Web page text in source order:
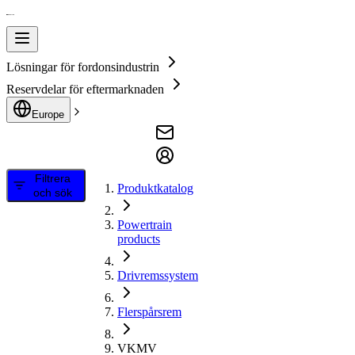
Lösningar för fordonsindustrin
Reservdelar för eftermarknaden
Europe
Filtrera
och sök
Produktkatalog
Powertrain
products
Drivremssystem
Flerspårsrem
VKMV